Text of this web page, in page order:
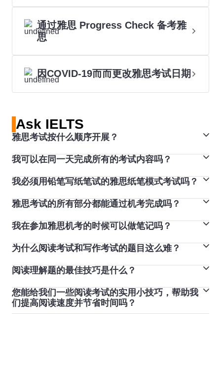
通过雅思 Progress Check 备考雅
思
因COVID-19而而更改雅思考试日期
Ask IELTS
雅思考试按什么顺序开展？
如果您参加雅思机考，您将在同一天按照以下顺序考试：
听力、阅读和写作，口语考试将在此之前或之后开展。
如果您参加雅思纸笔考试，您将按以下顺序考试：写作、
阅读和听力。视不同的考试中心而定，口语考试可能在同
我可以在同一天完成所有的考试内容吗？
听力、阅读和写作部分会在考试当天相继完成。在某些考
试中心，您将在考试当天或者前后 7 天之内完成口语考
试。
如果您参加雅思机考，口试将在同一天开展，可能安排在
我必须用铅笔写纸笔试的雅思纸笔模式考试吗？
雅思听力，阅读和写作测试需要铅笔。这是因为测试结果
将进行电脑扫描，使用铅笔效果最佳。这也意味着您可以
轻松调整和重新编写单词。您可以携带文具。测试中心将
为 您提供铅笔和橡皮
雅思考试的所有部分都能通过机考完成吗？
如果您参加雅思机考，您将在计算机上完成阅读、写作和
听力部分的考试，但口语考试将与雅思考官面对面完成。
我在参加雅思机考的时候可以做笔记吗？
可以。雅思机考提供备注和高亮功能。您可以在模拟考试
中试用这些功能。您也可以在考试开始时收到的电脑登录
单上做笔记。
为什么阅读考试和写作考试的题目这么难？
每份雅思考试试卷都经过精心制作和测试，确保所有考试
版本的难度保持一致。我们希望每位雅思考生都能将他们
的真正英语语言能力反映到成绩之中，因此我们提供诸多
免费和付费工具,帮助您练习和备考。查看我们的备考工
阅读理解题的最佳技巧是什么？
这可能取决于题型，可以考虑略读和扫读。先查看标题、
图表或词汇，快速了解文章思想及大意。然后查看题目中
您能给我们一些阅读考试的实用小技巧，帮助我
们提高阅读速度并节省时间吗？